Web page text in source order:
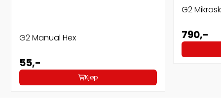
G2 Manual Hex
55,-
Kjøp
G2
790,-